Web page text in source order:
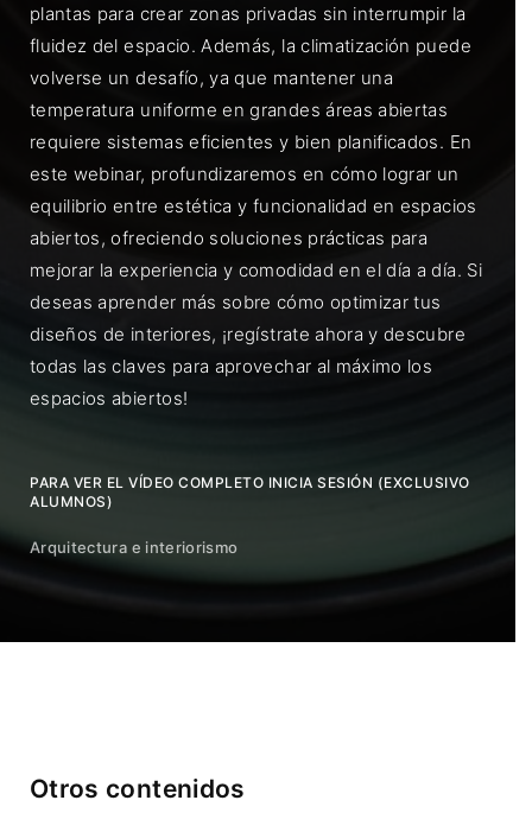
plantas para crear zonas privadas sin interrumpir la
fluidez del espacio. Además, la climatización puede
volverse un desafío, ya que mantener una
temperatura uniforme en grandes áreas abiertas
requiere sistemas eficientes y bien planificados. En
este webinar, profundizaremos en cómo lograr un
equilibrio entre estética y funcionalidad en espacios
abiertos, ofreciendo soluciones prácticas para
mejorar la experiencia y comodidad en el día a día. Si
deseas aprender más sobre cómo optimizar tus
diseños de interiores, ¡regístrate ahora y descubre
todas las claves para aprovechar al máximo los
espacios abiertos!
PARA VER EL VÍDEO COMPLETO INICIA SESIÓN (EXCLUSIVO
ALUMNOS)
Arquitectura e interiorismo
Otros contenidos